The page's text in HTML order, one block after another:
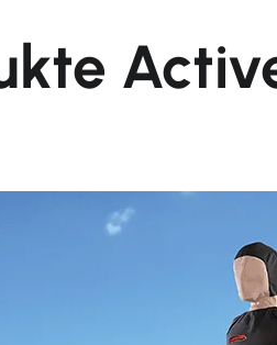
Passive